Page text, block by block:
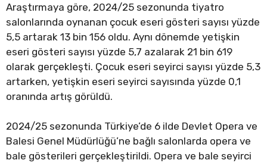
Araştırmaya göre, 2024/25 sezonunda tiyatro
salonlarında oynanan çocuk eseri gösteri sayısı yüzde
5,5 artarak 13 bin 156 oldu. Aynı dönemde yetişkin
eseri gösteri sayısı yüzde 5,7 azalarak 21 bin 619
olarak gerçekleşti. Çocuk eseri seyirci sayısı yüzde 5,3
artarken, yetişkin eseri seyirci sayısında yüzde 0,1
oranında artış görüldü.
2024/25 sezonunda Türkiye’de 6 ilde Devlet Opera ve
Balesi Genel Müdürlüğü’ne bağlı salonlarda opera ve
bale gösterileri gerçekleştirildi. Opera ve bale seyirci